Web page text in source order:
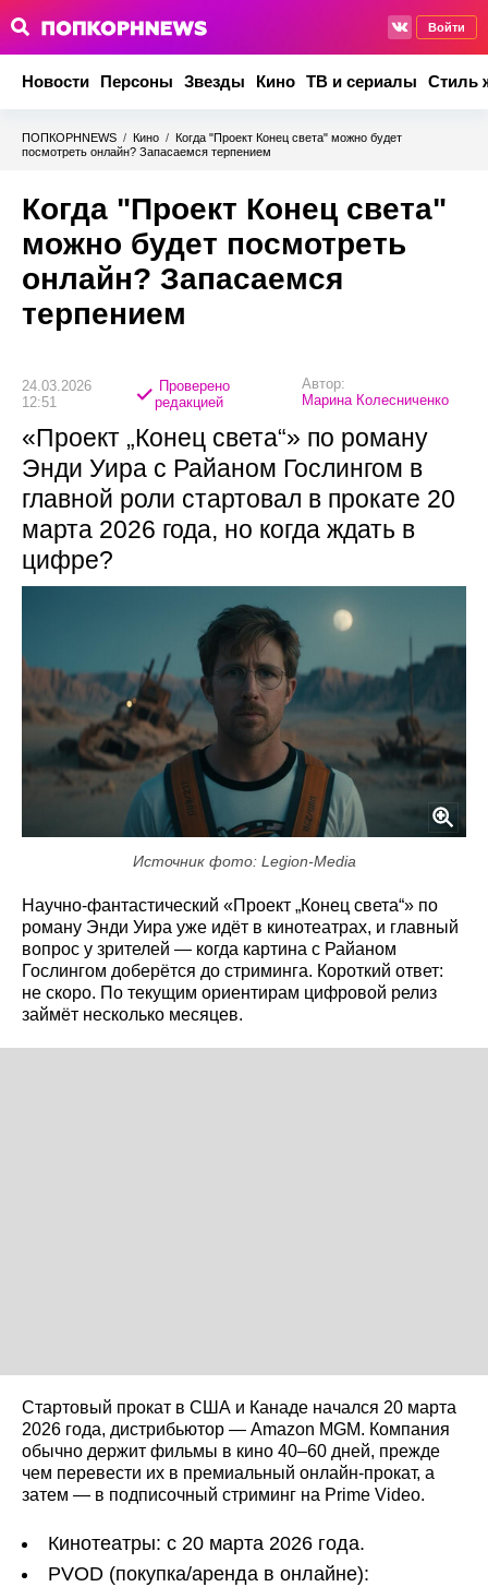
Войти
Новости Персоны Звезды Кино ТВ и сериалы Стиль
ПОПКОРНNEWS / Кино / Когда "Проект Конец света" можно будет
посмотреть онлайн? Запасаемся терпением
Когда "Проект Конец света"
можно будет посмотреть
онлайн? Запасаемся
терпением
24.03.2026
12:51
Проверено
редакцией
Автор:
Марина Колесниченко
«Проект „Конец света“» по роману
Энди Уира с Райаном Гослингом в
главной роли стартовал в прокате 20
марта 2026 года, но когда ждать в
цифре?
Источник фото: Legion-Media
Научно‑фантастический «Проект „Конец света“» по
роману Энди Уира уже идёт в кинотеатрах, и главный
вопрос у зрителей — когда картина с Райаном
Гослингом доберётся до стриминга. Короткий ответ:
не скоро. По текущим ориентирам цифровой релиз
займёт несколько месяцев.
Стартовый прокат в США и Канаде начался 20 марта
2026 года, дистрибьютор — Amazon MGM. Компания
обычно держит фильмы в кино 40–60 дней, прежде
чем перевести их в премиальный онлайн-прокат, а
затем — в подписочный стриминг на Prime Video.
Кинотеатры: с 20 марта 2026 года.
PVOD (покупка/аренда в онлайне):